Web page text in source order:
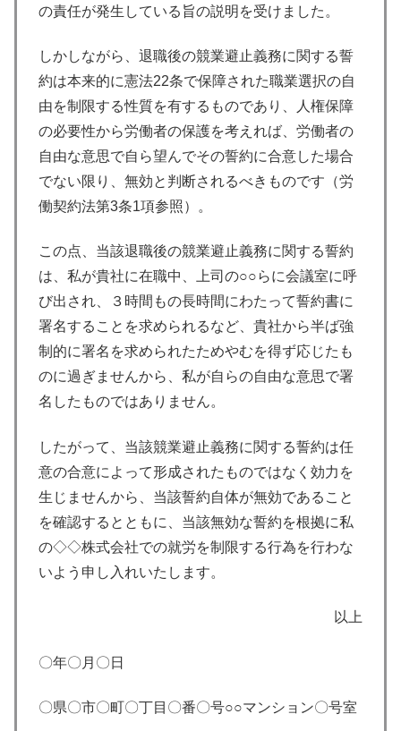
の責任が発生している旨の説明を受けました。
しかしながら、退職後の競業避止義務に関する誓
約は本来的に憲法22条で保障された職業選択の自
由を制限する性質を有するものであり、人権保障
の必要性から労働者の保護を考えれば、労働者の
自由な意思で自ら望んでその誓約に合意した場合
でない限り、無効と判断されるべきものです（労
働契約法第3条1項参照）。
この点、当該退職後の競業避止義務に関する誓約
は、私が貴社に在職中、上司の○○らに会議室に呼
び出され、３時間もの長時間にわたって誓約書に
署名することを求められるなど、貴社から半ば強
制的に署名を求められたためやむを得ず応じたも
のに過ぎませんから、私が自らの自由な意思で署
名したものではありません。
したがって、当該競業避止義務に関する誓約は任
意の合意によって形成されたものではなく効力を
生じませんから、当該誓約自体が無効であること
を確認するとともに、当該無効な誓約を根拠に私
の◇◇株式会社での就労を制限する行為を行わな
いよう申し入れいたします。
以上
〇年〇月〇日
〇県〇市〇町〇丁目〇番〇号○○マンション〇号室